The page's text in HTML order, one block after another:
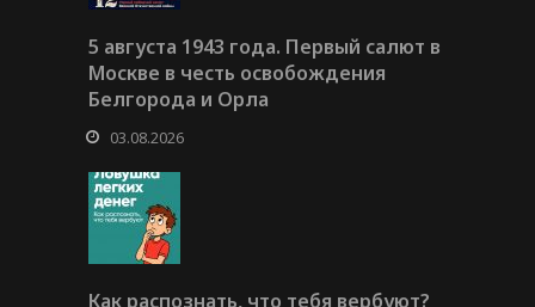
5 августа 1943 года. Первый салют в
Москве в честь освобождения
Белгорода и Орла
03.08.2026
Как распознать, что тебя вербуют?